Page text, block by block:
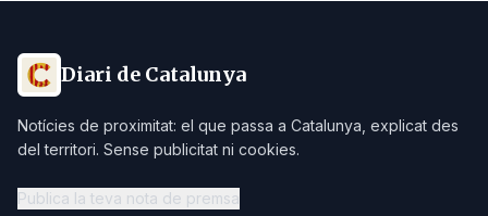
Diari de Catalunya
Notícies de proximitat: el que passa a Catalunya, explicat des
del territori. Sense publicitat ni cookies.
Publica la teva nota de premsa